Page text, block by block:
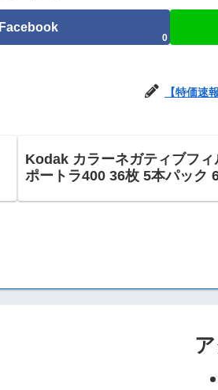
Facebook
0
【特価速
Kodak カラーネガティブフ
ポートラ400 36枚 5本パック